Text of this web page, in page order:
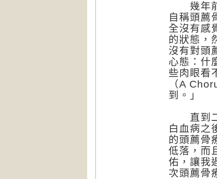
幾年前
自稱頭薦
全沒有感
的狀態，
沒有對頭
心態：什
些肉眼看
（A
到。」
直到二
白血病之
的頭薦骨
低落，而
佑，讓我
次頭薦骨